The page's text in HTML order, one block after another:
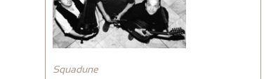
Squadune